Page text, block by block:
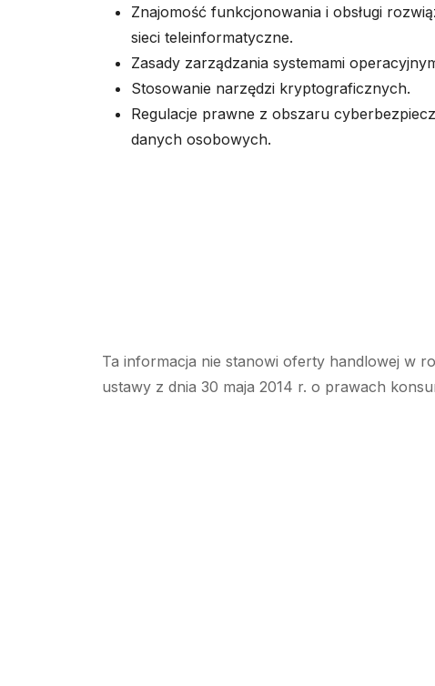
Znajomość funkcjonowania i obsługi
sieci teleinformatyczne.
Zasady zarządzania systemami
Stosowanie narzędzi kryptograficznych.
Regulacje prawne z obszaru
danych osobowych.
Ta informacja nie stanowi oferty handlowej w
ustawy z dnia 30 maja 2014 r. o prawach